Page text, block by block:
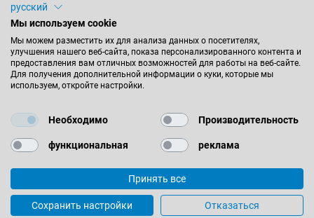
LEITZ GMBH & CO. KG
+49 (0) 7364 - 950 - 0
+49 (0) 7364 - 950 - 662
leitz@leitz.org
Leitzstrasse 2
Germany
БУДЬТЕ В КУРСЕ СОБЫТИЙ
русский
Мы используем cookie
Мы можем разместить их для анализа данных о посетителях,
улучшения нашего веб-сайта, показа персонализированного контента и
предоставления вам отличных возможностей для работы на веб-сайте.
Для получения дополнительной информации о куки, которые мы
используем, откройте настройки.
Необходимо Производительность
функциональная реклама
Принять все
Сохранить настройки Отказаться